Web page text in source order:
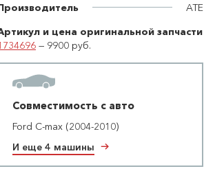
ATE
и цена оригинальной запчасти
— 9900 руб.
Совместимость с авто
Ford C-max (2004-2010)
И еще 4 машины